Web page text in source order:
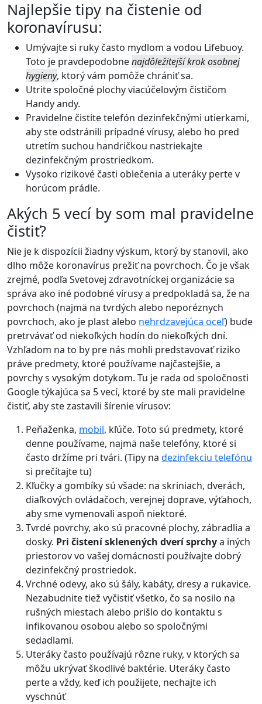
Najlepšie tipy na čistenie od
koronavírusu:
Umývajte si ruky často mydlom a vodou Lifebuoy.
Toto je pravdepodobnenajdôležitejší krok osobnej
hygieny, ktorý vám pomôže chrániť sa.
Utrite spoločné plochy viacúčelovým čističom
Handy andy.
Pravidelne čistite telefón dezinfekčnými utierkami,
aby ste odstránili prípadné vírusy, alebo ho pred
utretím suchou handričkou nastriekajte
dezinfekčným prostriedkom.
Vysoko rizikové časti oblečenia a uteráky perte v
horúcom prádle.
Akých 5 vecí by som mal pravidelne
čistiť?
Nie je k dispozícii žiadny výskum, ktorý by stanovil, ako
dlho môže koronavírus prežiť na povrchoch. Čo je však
zrejmé, podľa Svetovej zdravotníckej organizácie sa
správa ako iné podobné vírusy a predpokladá sa, že na
povrchoch (najmä na tvrdých alebo neporéznych
povrchoch, ako je plast alebo nehrdzavejúca oceľ) bude
pretrvávať od niekoľkých hodín do niekoľkých dní.
Vzhľadom na to by pre nás mohli predstavovať riziko
práve predmety, ktoré používame najčastejšie, a
povrchy s vysokým dotykom. Tu je rada od spoločnosti
Google týkajúca sa 5 vecí, ktoré by ste mali pravidelne
čistiť, aby ste zastavili šírenie vírusov:
Peňaženka, mobil, kľúče. Toto sú predmety, ktoré
denne používame, najmä naše telefóny, ktoré si
často držíme pri tvári. (Tipy na dezinfekciu telefónu
si prečítajte tu)
Kľučky a gombíky sú všade: na skriniach, dverách,
diaľkových ovládačoch, verejnej doprave, výťahoch,
aby sme vymenovali aspoň niektoré.
Tvrdé povrchy, ako sú pracovné plochy, zábradlia a
dosky. Pri čistení sklenených dverí sprchya iných
priestorov vo vašej domácnosti používajte dobrý
dezinfekčný prostriedok.
Vrchné odevy, ako sú šály, kabáty, dresy a rukavice.
Nezabudnite tiež vyčistiť všetko, čo sa nosilo na
rušných miestach alebo prišlo do kontaktu s
infikovanou osobou alebo so spoločnými
sedadlami.
Uteráky často používajú rôzne ruky, v ktorých sa
môžu ukrývať škodlivé baktérie. Uteráky často
perte a vždy, keď ich použijete, nechajte ich
vyschnúť